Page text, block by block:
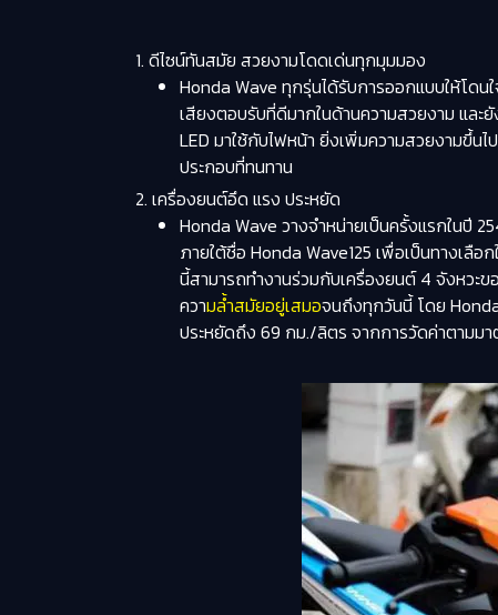
1. ดีไซน์ทันสมัย สวยงามโดดเด่นทุกมุมมอง
Honda Wave ทุกรุ่นได้รับการออกแบบให้โดน
เสียงตอบรับที่ดีมากในด้านความสวยงาม และ
LED มาใช้กับไฟหน้า ยิ่งเพิ่มความสวยงามขึ้น
ประกอบที่ทนทาน
2. เครื่องยนต์อึด แรง ประหยัด
Honda Wave วางจำหน่ายเป็นครั้งแรกในปี
ภายใต้ชื่อ Honda Wave125 เพื่อเป็นทางเลื
นี้สามารถทำงานร่วมกับเครื่องยนต์ 4 จังหว
ความล้ำสมัยอยู่เสมอจนถึงทุกวันนี้ โดย
ประหยัดถึง 69 กม./ลิตร จากการวัดค่าตามมา